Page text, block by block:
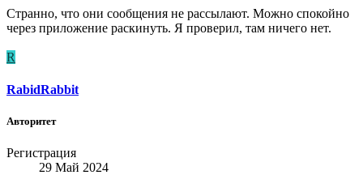
Странно, что они сообщения не рассылают. Можно спокойно
через приложение раскинуть. Я проверил, там ничего нет.
R
RabidRabbit
Авторитет
Регистрация
29 Май 2024